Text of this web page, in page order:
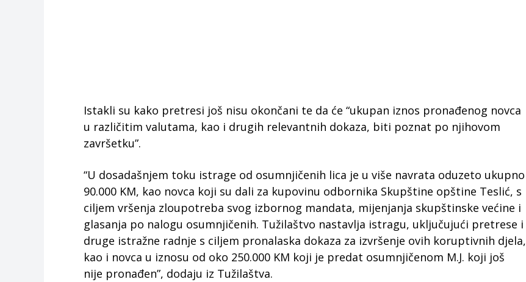
Istakli su kako pretresi još nisu okončani te da će “ukupan iznos pronađenog novca
u različitim valutama, kao i drugih relevantnih dokaza, biti poznat po njihovom
završetku”.
“U dosadašnjem toku istrage od osumnjičenih lica je u više navrata oduzeto ukupno
90.000 KM, kao novca koji su dali za kupovinu odbornika Skupštine opštine Teslić, s
ciljem vršenja zloupotreba svog izbornog mandata, mijenjanja skupštinske većine i
glasanja po nalogu osumnjičenih. Tužilaštvo nastavlja istragu, uključujući pretrese i
druge istražne radnje s ciljem pronalaska dokaza za izvršenje ovih koruptivnih djela,
kao i novca u iznosu od oko 250.000 KM koji je predat osumnjičenom M.J. koji još
nije pronađen”, dodaju iz Tužilaštva.